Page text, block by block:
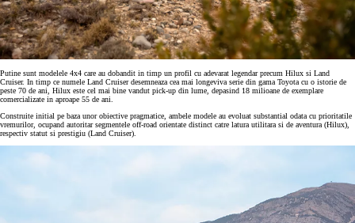
Putine sunt modelele 4x4 care au dobandit in timp un profil cu adevarat legendar precum Hilux si Land
Cruiser. In timp ce numele Land Cruiser desemneaza cea mai longeviva serie din gama Toyota cu o istorie de
peste 70 de ani, Hilux este cel mai bine vandut pick-up din lume, depasind 18 milioane de exemplare
comercializate in aproape 55 de ani.
Construite initial pe baza unor obiective pragmatice, ambele modele au evoluat substantial odata cu prioritatile
vremurilor, ocupand autoritar segmentele off-road orientate distinct catre latura utilitara si de aventura (Hilux),
respectiv statut si prestigiu (Land Cruiser).